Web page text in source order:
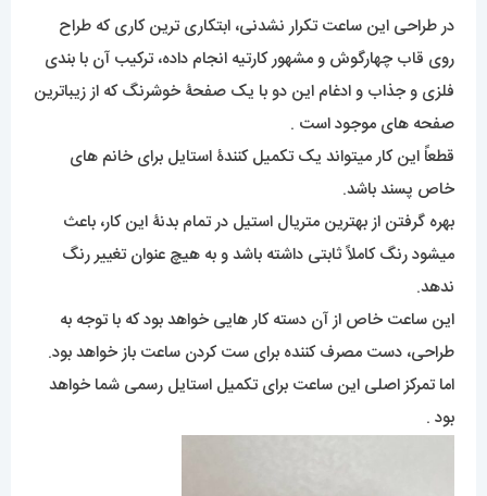
در طراحی این ساعت تکرار نشدنی، ابتکاری ترین کاری که طراح
روی قاب چهارگوش و مشهور کارتیه انجام داده، ترکیب آن با بندی
فلزی و جذاب و ادغام این دو با یک صفحۀ خوشرنگ که از زیباترین
صفحه های موجود است .
قطعاً این کار میتواند یک تکمیل کنندۀ استایل برای خانم های
خاص پسند باشد.
بهره گرفتن از بهترین متریال استیل در تمام بدنۀ این کار، باعث
میشود رنگ کاملاً ثابتی داشته باشد و به هیچ عنوان تغییر رنگ
ندهد.
این ساعت خاص از آن دسته کار هایی خواهد بود که با توجه به
طراحی، دست مصرف کننده برای ست کردن ساعت باز خواهد بود.
اما تمرکز اصلی این ساعت برای تکمیل استایل رسمی شما خواهد
بود .